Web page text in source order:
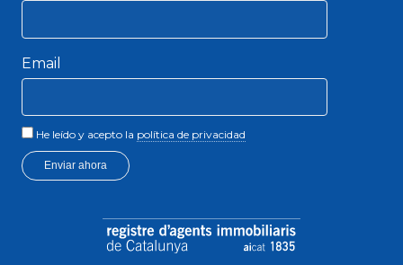
Email
He leído y acepto la política de privacidad
Enviar ahora